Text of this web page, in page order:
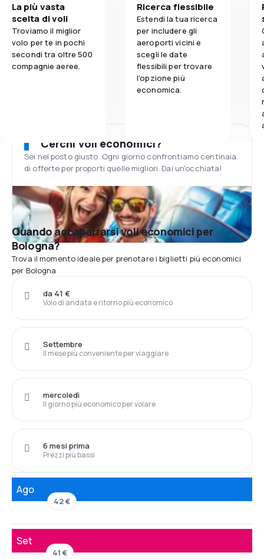
La più vasta
scelta di voli
Troviamo il miglior
volo per te in pochi
secondi tra oltre 500
compagnie aeree.
Ricerca flessibile
Estendi la tua ricerca
per includere gli
aeroporti vicini e
scegli le date
flessibili per trovare
l'opzione più
economica.
Cerchi voli economici?
Sei nel posto giusto. Ogni giorno confrontiamo centinaia
di offerte per proporti quelle migliori. Dai un'occhiata!
Quando accaparrarsi voli economici per
Bologna?
Trova il momento ideale per prenotare i biglietti più economici
per Bologna
Volo di andata e ritorno più economico
da 41 €
Il mese più conveniente per viaggiare
Settembre
Il giorno più economico per volare
mercoledì
Prezzi più bassi
6 mesi prima
Ago
42 €
Set
41 €